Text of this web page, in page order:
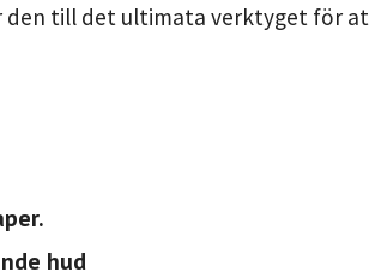
till det ultimata verktyget för
hud